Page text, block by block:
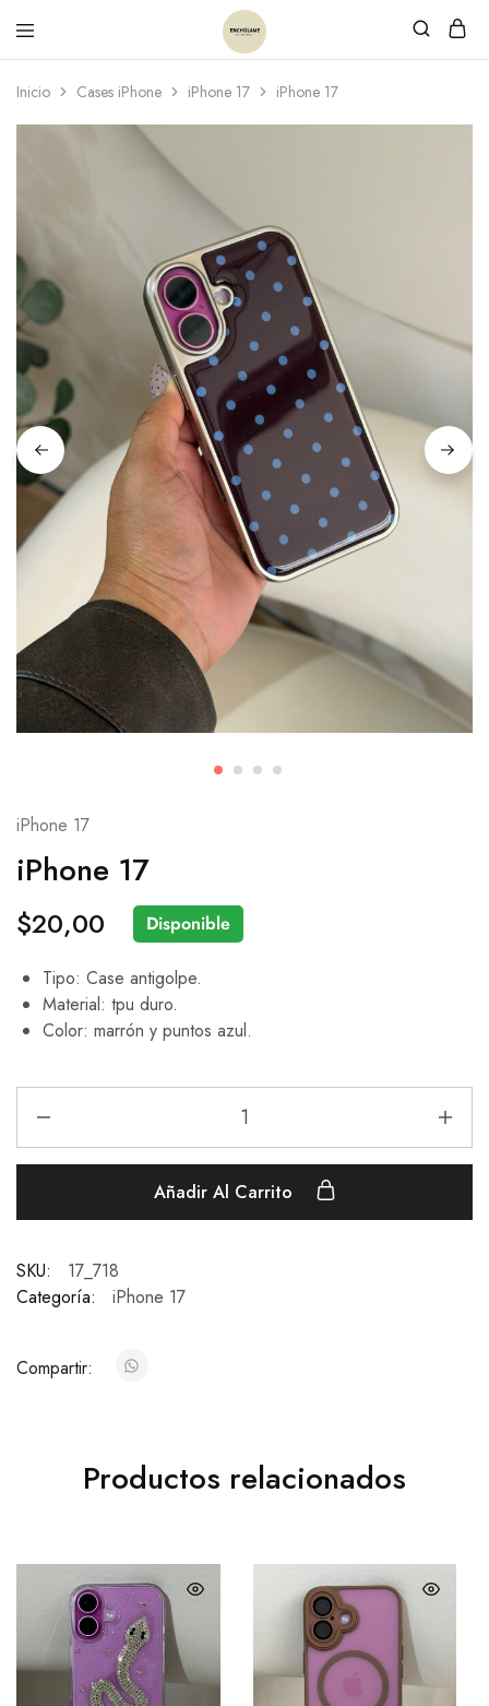
Inicio Cases iPhone iPhone 17 iPhone 17
iPhone 17
iPhone 17
$20,00 Disponible
Tipo: Case antigolpe.
Material: tpu duro.
Color: marrón y puntos azul.
Añadir Al Carrito
SKU:
17_718
Categoría:
iPhone 17
Compartir:
Productos relacionados